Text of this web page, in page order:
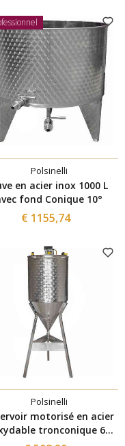
Polsinelli
en acier inox 1000 L
fond Conique 10°
€ 1155,74
Polsinelli
motorisé en acier
tronconique 60°
50 L